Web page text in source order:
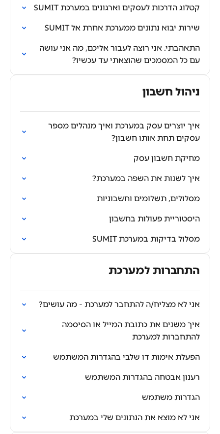
קטלוג הדרכות לעסקים וארגונים במערכת SUMIT
שירות יבוא נתונים ממערכת אחרת אל SUMIT
התאהבתי. אני רוצה לעבור אליכם, מה אני עושה
עם כל המסמכים שהוצאתי עד עכשיו?
ניהול חשבון
איך יוצרים עסק במערכת ואיך מנהלים מספר
עסקים תחת אותו חשבון?
מחיקת חשבון עסק
איך לשנות את השפה במערכת?
מסלולים, תשלומים וחשבוניות
היסטוריית פעולות בחשבון
מסלול בדיקות במערכת SUMIT
התחברות למערכת
אני לא מצליח/ה להתחבר למערכת - מה עושים?
איך משנים את כתובת המייל או הסיסמה
להתחברות למערכת
הפעלת אימות דו שלבי בהגדרות המשתמש
רענון אבטחה בהגדרות המשתמש
הגדרות משתמש
אני לא מוצא את הנתונים שלי במערכת